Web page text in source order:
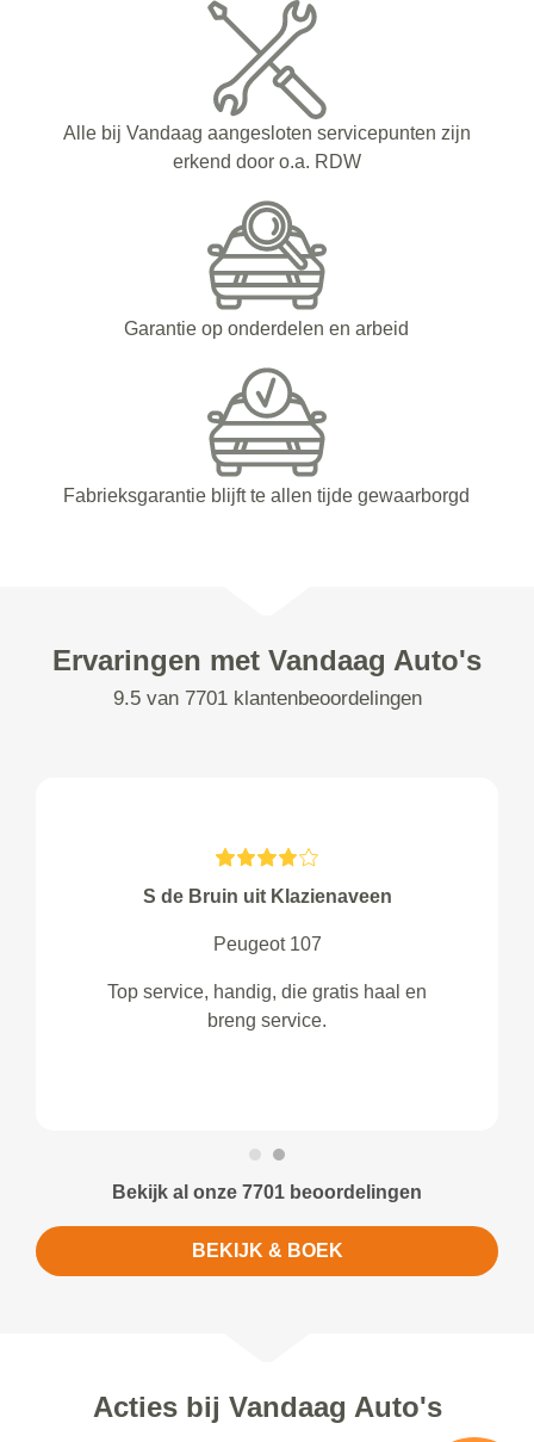
Alle bij Vandaag aangesloten servicepunten zijn
erkend door o.a. RDW
Garantie op onderdelen en arbeid
Fabrieksgarantie blijft te allen tijde gewaarborgd
Ervaringen met Vandaag Auto's
9.5 van 7701 klantenbeoordelingen
S de Bruin uit Klazienaveen
Peugeot 107
Top service, handig, die gratis haal en
breng service.
Bekijk al onze 7701 beoordelingen
BEKIJK & BOEK
Acties bij Vandaag Auto's